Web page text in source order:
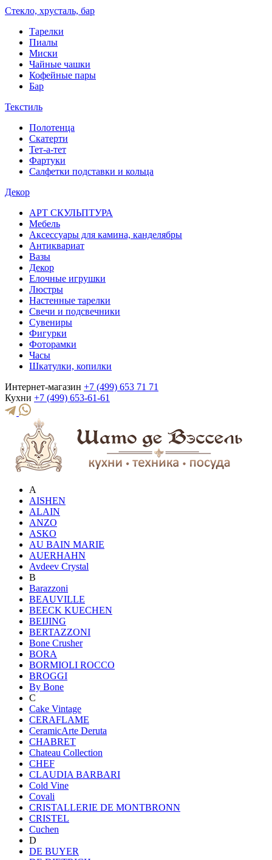
Стекло, хрусталь, бар
Тарелки
Пиалы
Миски
Чайные чашки
Кофейные пары
Бар
Текстиль
Полотенца
Скатерти
Тет-а-тет
Фартуки
Салфетки подставки и кольца
Декор
АРТ СКУЛЬПТУРА
Мебель
Аксессуары для камина, канделябры
Антиквариат
Вазы
Декор
Елочные игрушки
Люстры
Настенные тарелки
Свечи и подсвечники
Сувениры
Фигурки
Фоторамки
Часы
Шкатулки, копилки
Интернет-магазин +7 (499) 653 71 71
Кухни +7 (499) 653-61-61
A
AISHEN
ALAIN
ANZO
ASKO
AU BAIN MARIE
AUERHAHN
Avdeev Crystal
B
Barazzoni
BEAUVILLE
BEECK KUECHEN
BEIJING
BERTAZZONI
Bone Crusher
BORA
BORMIOLI ROCCO
BROGGI
By Bone
C
Cake Vintage
CERAFLAME
CeramicArte Deruta
CHABRET
Chateau Collection
CHEF
CLAUDIA BARBARI
Cold Vine
Covali
CRISTALLERIE DE MONTBRONN
CRISTEL
Cuchen
D
DE BUYER